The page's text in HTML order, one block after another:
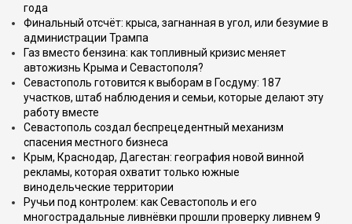
года
Финальный отсчёт: крыса, загнанная в угол, или безумие в
администрации Трампа
Газ вместо бензина: как топливный кризис меняет
автожизнь Крыма и Севастополя?
Севастополь готовится к выборам в Госдуму: 187
участков, штаб наблюдения и семьи, которые делают эту
работу вместе
Севастополь создал беспрецедентный механизм
спасения местного бизнеса
Крым, Краснодар, Дагестан: география новой винной
рекламы, которая охватит только южные
винодельческие территории
Ручьи под контролем: как Севастополь и его
многострадальные ливнёвки прошли проверку ливнем 9